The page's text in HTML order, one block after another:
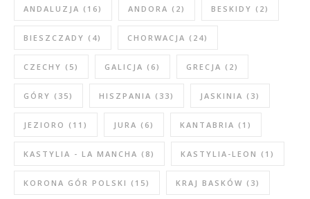
ANDALUZJA (16) ANDORA (2) BESKIDY (2)
BIESZCZADY (4) CHORWACJA (24)
CZECHY (5) GALICJA (6) GRECJA (2)
GÓRY (35) HISZPANIA (33) JASKINIA (3)
JEZIORO (11) JURA (6) KANTABRIA (1)
KASTYLIA - LA MANCHA (8) KASTYLIA-LEON (1)
KORONA GÓR POLSKI (15) KRAJ BASKÓW (3)